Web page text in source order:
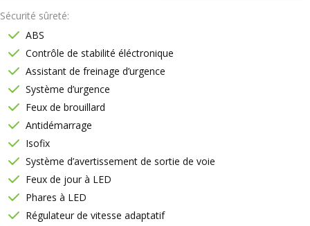
Sécurité sûreté
ABS
Contrôle de stabilité éléctronique
Assistant de freinage d’urgence
Système d’urgence
Feux de brouillard
Antidémarrage
Isofix
Système d’avertissement de sortie de voie
Feux de jour à LED
Phares à LED
Régulateur de vitesse adaptatif